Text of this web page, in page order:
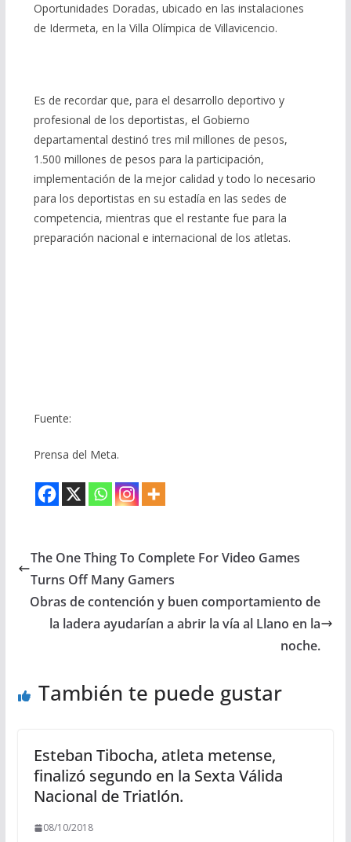
Oportunidades Doradas, ubicado en las instalaciones
de Idermeta, en la Villa Olímpica de Villavicencio.
Es de recordar que, para el desarrollo deportivo y
profesional de los deportistas, el Gobierno
departamental destinó tres mil millones de pesos,
1.500 millones de pesos para la participación,
implementación de la mejor calidad y todo lo necesario
para los deportistas en su estadía en las sedes de
competencia, mientras que el restante fue para la
preparación nacional e internacional de los atletas.
Fuente:
Prensa del Meta.
The One Thing To Complete For Video Games
Turns Off Many Gamers
Obras de contención y buen comportamiento de
la ladera ayudarían a abrir la vía al Llano en la
noche.
También te puede gustar
Esteban Tibocha, atleta metense,
finalizó segundo en la Sexta Válida
Nacional de Triatlón.
08/10/2018